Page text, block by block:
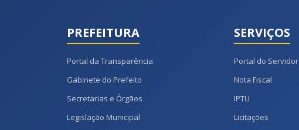
PREFEITURA
Portal da Transparência
Gabinete do Prefeito
Secretarias e Órgãos
Legislação Municipal
SERVIÇOS
Portal do Servidor
Nota Fiscal
IPTU
Licitações